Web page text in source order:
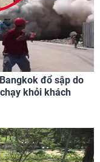
đổ sập do
khỏi khách